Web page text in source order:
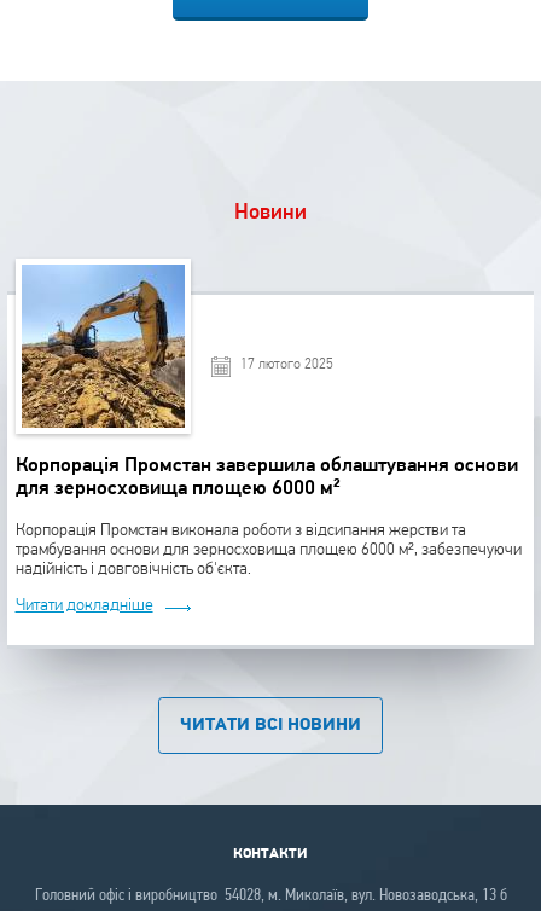
Новини
17 лютого 2025
Корпорація Промстан завершила облаштування основи
для зерносховища площею 6000 м²
Корпорація Промстан виконала роботи з відсипання жерстви та
трамбування основи для зерносховища площею 6000 м², забезпечуючи
надійність і довговічність об'єкта.
Читати докладніше
ЧИТАТИ ВСІ НОВИНИ
КОНТАКТИ
Головний офіс і виробництво 54028, м. Миколаїв, вул. Новозаводська, 13 б